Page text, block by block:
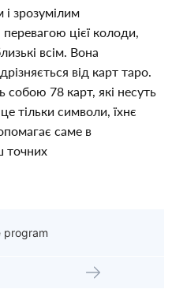
і зрозумілим
цієї колоди,
всім. Вона
від карт таро.
78 карт, які несуть
тільки символи, їхнє
саме в
точних
program